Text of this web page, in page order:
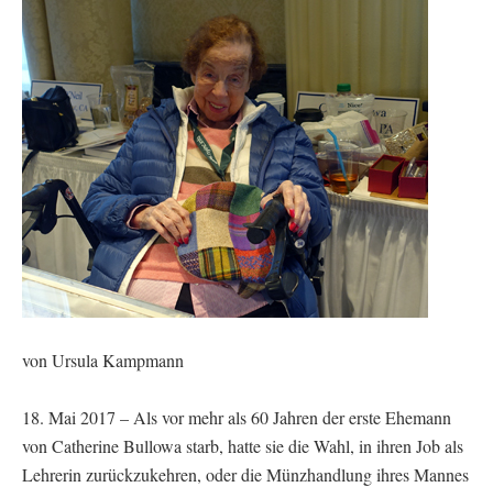
von Ursula Kampmann
18. Mai 2017 – Als vor mehr als 60 Jahren der erste Ehemann
von Catherine Bullowa starb, hatte sie die Wahl, in ihren Job als
Lehrerin zurückzukehren, oder die Münzhandlung ihres Mannes